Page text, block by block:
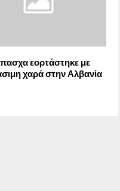
εορτάστηκε με
χαρά στην Αλβανία